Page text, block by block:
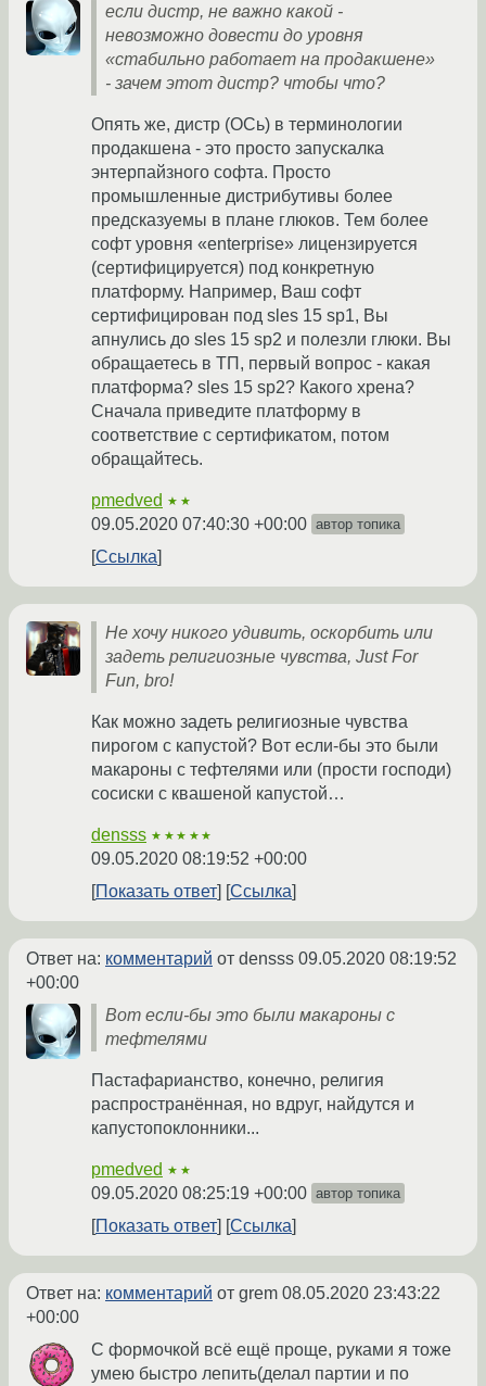
если дистр, не важно какой -
невозможно довести до уровня
«стабильно работает на продакшене»
- зачем этот дистр? чтобы что?
Опять же, дистр (ОСь) в терминологии
продакшена - это просто запускалка
энтерпайзного софта. Просто
промышленные дистрибутивы более
предсказуемы в плане глюков. Тем более
софт уровня «enterprise» лицензируется
(сертифицируется) под конкретную
платформу. Например, Ваш софт
сертифицирован под sles 15 sp1, Вы
апнулись до sles 15 sp2 и полезли глюки. Вы
обращаетесь в ТП, первый вопрос - какая
платформа? sles 15 sp2? Какого хрена?
Сначала приведите платформу в
соответствие с сертификатом, потом
обращайтесь.
pmedved ★★
09.05.2020 07:40:30 +00:00 автор топика
Ссылка
Не хочу никого удивить, оскорбить или
задеть религиозные чувства, Just For
Fun, bro!
Как можно задеть религиозные чувства
пирогом с капустой? Вот если-бы это были
макароны с тефтелями или (прости господи)
сосиски с квашеной капустой…
densss ★★★★★
09.05.2020 08:19:52 +00:00
Показать ответ
Ссылка
Ответ на: комментарий от densss 09.05.2020 08:19:52
+00:00
Вот если-бы это были макароны с
тефтелями
Пастафарианство, конечно, религия
распространённая, но вдруг, найдутся и
капустопоклонники...
pmedved ★★
09.05.2020 08:25:19 +00:00 автор топика
Показать ответ Ссылка
Ответ на: комментарий от grem 08.05.2020 23:43:22
+00:00
С формочкой всё ещё проще, руками я тоже
умею быстро лепить(делал партии и по